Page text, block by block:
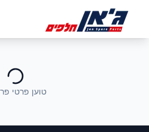
טוען פרטי